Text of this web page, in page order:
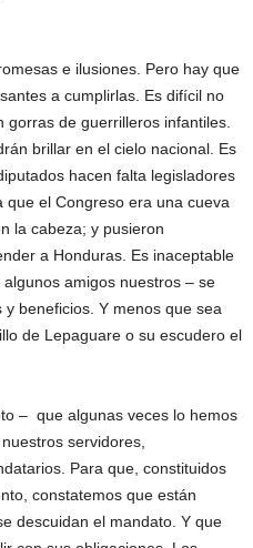
e ilusiones. Pero hay que
a cumplirlas. Es difícil no
de guerrilleros infantiles.
brillar en el cielo nacional. Es
hacen falta legisladores
el Congreso era una cueva
la cabeza; y pusieron
a Honduras. Es inaceptable
amigos nuestros – se
beneficios. Y menos que sea
de Lepaguare o su escudero el
– que algunas veces lo hemos
servidores,
Para que, constituidos
constatemos que están
descuidan el mandato. Y que